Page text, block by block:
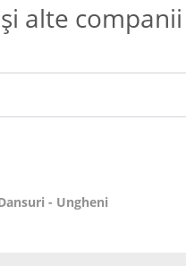
și alte
- Ungheni